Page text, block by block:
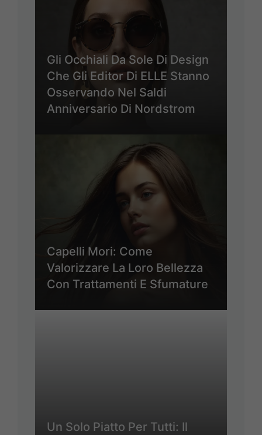
Gli Occhiali Da Sole Di Design
Che Gli Editor Di ELLE Stanno
Osservando Nel Saldi
Anniversario Di Nordstrom
Capelli Mori: Come
Valorizzare La Loro Bellezza
Con Trattamenti E Sfumature
Un Solo Piatto Per Tutti: Il